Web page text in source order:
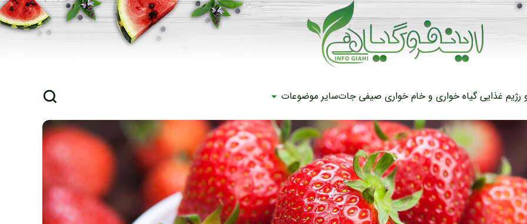
رژیم غذاییگیاه خواری و خام خواری صیفی جاتسایر موضوعات